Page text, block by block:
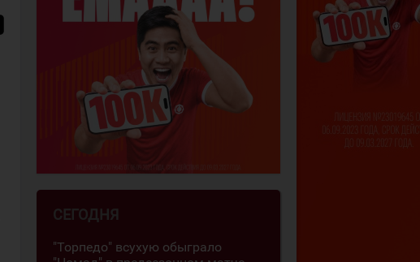
СЕГОДНЯ
"Торпедо" всухую обыграло